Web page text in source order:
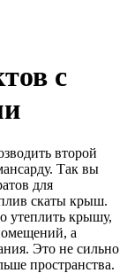
с
второй
Так вы
для
скаты крыш.
утеплить крышу,
а
Это не сильно
пространства.